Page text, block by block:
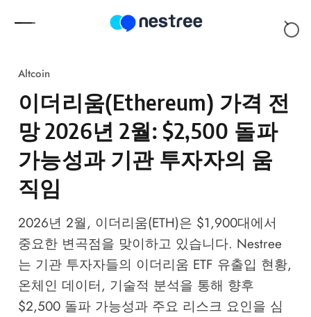
Altcoin
이더리움(Ethereum) 가격 전
망 2026년 2월: $2,500 돌파
가능성과 기관 투자자의 움
직임
2026년 2월, 이더리움(ETH)은 $1,900대에서
중요한 변곡점을 맞이하고 있습니다. Nestree
는 기관 투자자들의 이더리움 ETF 유출입 현황,
온체인 데이터, 기술적 분석을 통해 향후
$2,500 돌파 가능성과 주요 리스크 요인을 심